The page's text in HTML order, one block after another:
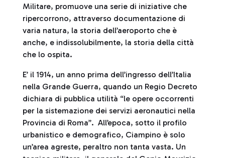
Militare, promuove una serie di iniziative che
ripercorrono, attraverso documentazione di
varia natura, la storia dell’aeroporto che è
anche, e indissolubilmente, la storia della città
che lo ospita.
E’ il 1914, un anno prima dell’ingresso dell’Italia
nella Grande Guerra, quando un Regio Decreto
dichiara di pubblica utilità “le opere occorrenti
per la sistemazione dei servizi aeronautici nella
Provincia di Roma”. All’epoca, sotto il profilo
urbanistico e demografico, Ciampino è solo
un’area agreste, peraltro non tanta vasta. Un